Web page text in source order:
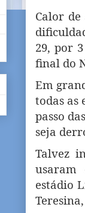
Calor
29, por
final do
Em
todas as
passo
seja
Talvez
usaram
estádio